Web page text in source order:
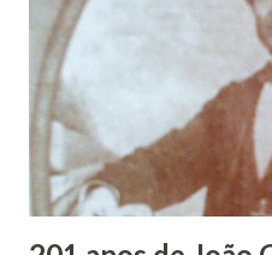
garçon, dono de bar, de
panificação. “Ao contrário de
raízes e procuram
em defender o pão como
que trabalhar copiosamente
trocas de gorjetas que c...